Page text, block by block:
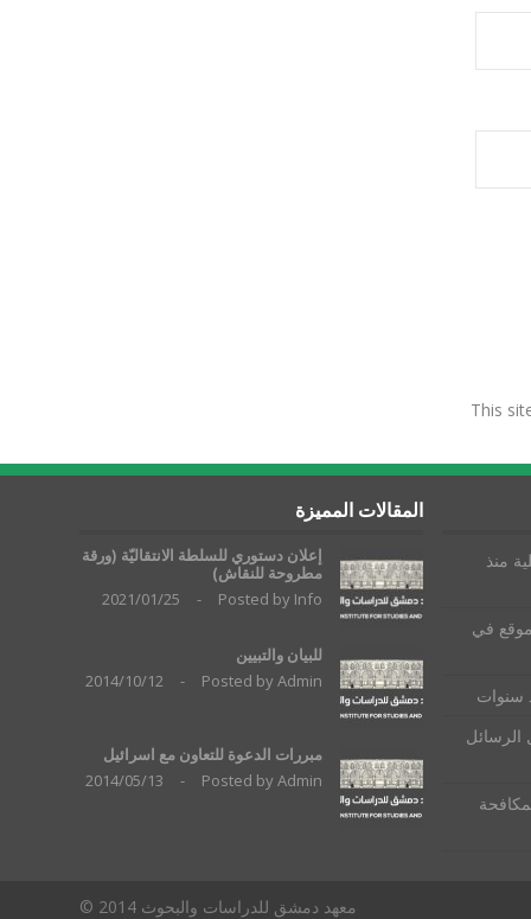
This
المقالات المميزة
إعلان دستوري للسلطة الانتقاليّة (ورقة
مطروحة للنقاش)
Posted by Info
-
2021/01/25
للبيان والتبيين
Posted byAdmin
-
2014/10/12
مبررات الدعوة للتعاون مع اسرائيل
Posted byAdmin
-
2014/05/13
منذ
في
سنوات
معهد دمشق للدراسات والبحوث 2014 ©